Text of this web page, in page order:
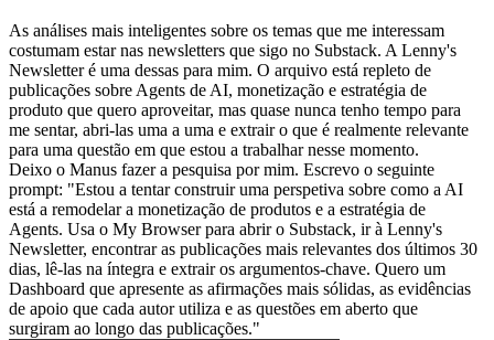
As análises mais inteligentes sobre os temas que me interessam
costumam estar nas newsletters que sigo no Substack. A Lenny's
Newsletter é uma dessas para mim. O arquivo está repleto de
publicações sobre Agents de AI, monetização e estratégia de
produto que quero aproveitar, mas quase nunca tenho tempo para
me sentar, abri-las uma a uma e extrair o que é realmente relevante
para uma questão em que estou a trabalhar nesse momento.
Deixo o Manus fazer a pesquisa por mim. Escrevo o seguinte
prompt: "Estou a tentar construir uma perspetiva sobre como a AI
está a remodelar a monetização de produtos e a estratégia de
Agents. Usa o My Browser para abrir o Substack, ir à Lenny's
Newsletter, encontrar as publicações mais relevantes dos últimos 30
dias, lê-las na íntegra e extrair os argumentos-chave. Quero um
Dashboard que apresente as afirmações mais sólidas, as evidências
de apoio que cada autor utiliza e as questões em aberto que
surgiram ao longo das publicações."